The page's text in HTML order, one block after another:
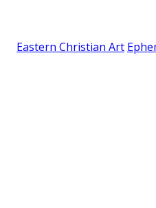
Eastern Christian Art